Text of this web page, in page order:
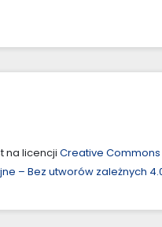
na licencji Creative
– Bez utworów zależnych